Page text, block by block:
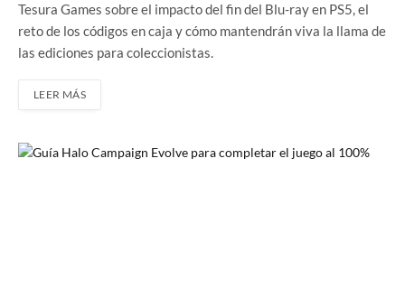
Tesura Games sobre el impacto del fin del Blu-ray en PS5, el
reto de los códigos en caja y cómo mantendrán viva la llama de
las ediciones para coleccionistas.
LEER MÁS